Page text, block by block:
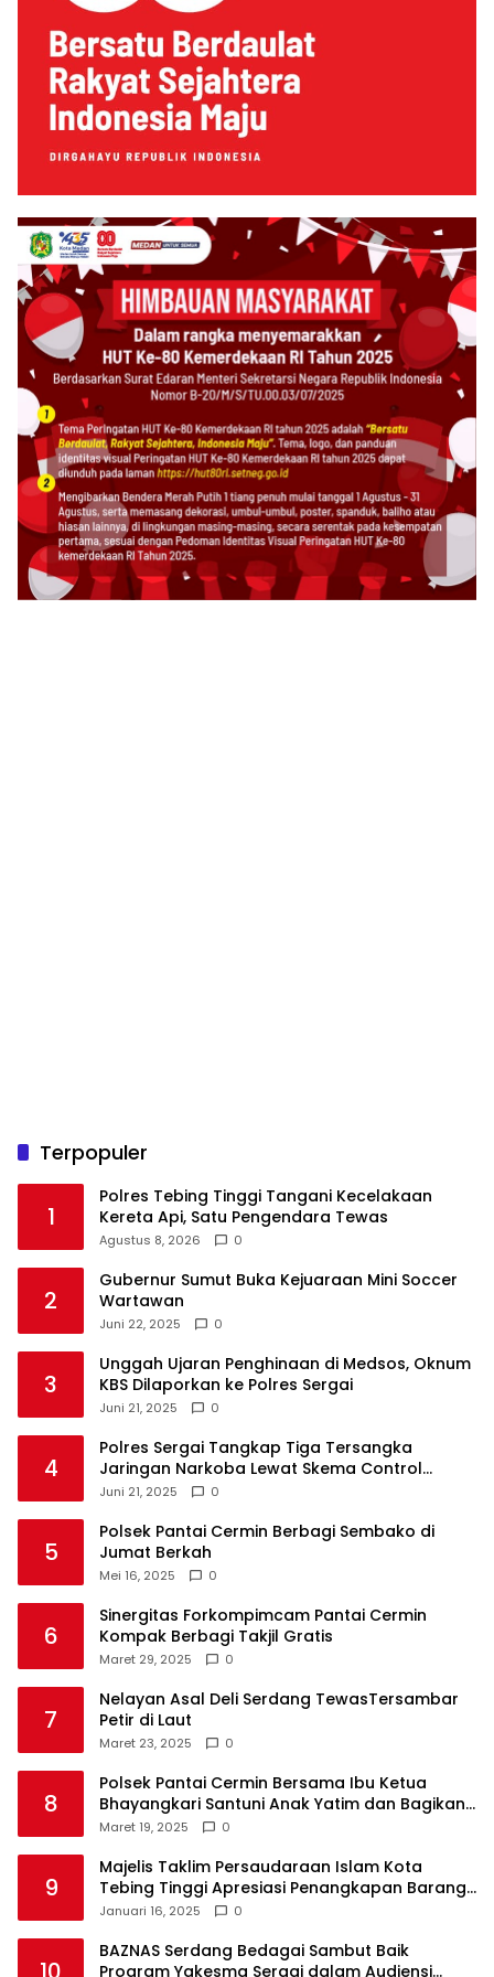
Terpopuler
1
Polres Tebing Tinggi Tangani Kecelakaan
Kereta Api, Satu Pengendara Tewas
Agustus 8, 2026 0
2
Gubernur Sumut Buka Kejuaraan Mini Soccer
Wartawan
Juni 22, 2025 0
3
Unggah Ujaran Penghinaan di Medsos, Oknum
KBS Dilaporkan ke Polres Sergai
Juni 21, 2025 0
4
Polres Sergai Tangkap Tiga Tersangka
Jaringan Narkoba Lewat Skema Control
Delivery
Juni 21, 2025 0
5
Polsek Pantai Cermin Berbagi Sembako di
Jumat Berkah
Mei 16, 2025 0
6
Sinergitas Forkompimcam Pantai Cermin
Kompak Berbagi Takjil Gratis
Maret 29, 2025 0
7
Nelayan Asal Deli Serdang TewasTersambar
Petir di Laut
Maret 23, 2025 0
8
Polsek Pantai Cermin Bersama Ibu Ketua
Bhayangkari Santuni Anak Yatim dan Bagikan
Takjil
Maret 19, 2025 0
9
Majelis Taklim Persaudaraan Islam Kota
Tebing Tinggi Apresiasi Penangkapan Barang
Haram
Januari 16, 2025 0
BAZNAS Serdang Bedagai Sambut Baik
Program Yakesma Sergai dalam Audiensi